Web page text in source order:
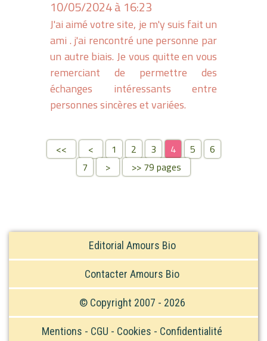
10/05/2024 à 16:23
J'ai aimé votre site, je m'y suis fait un
ami . j'ai rencontré une personne par
un autre biais. Je vous quitte en vous
remerciant de permettre des
échanges intéressants entre
personnes sincères et variées.
<< < 1 2 3 4 5
6
7
> >> 79 pages
Editorial Amours Bio
Contacter Amours Bio
© Copyright 2007 - 2026
Mentions - CGU - Cookies - Confidentialité